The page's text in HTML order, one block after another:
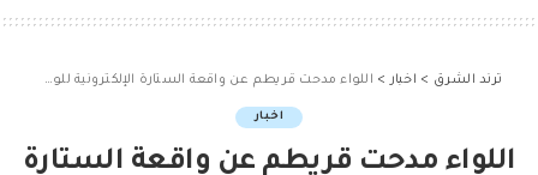
ترند الشرق > اخبار > اللواء مدحت قريطم عن واقعة الستارة الإلكترونية للوحة السيارة
اخبار
اللواء مدحت قريطم عن واقعة الستارة